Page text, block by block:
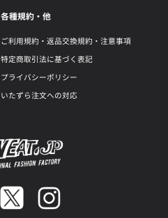
各種規約・他
ご利用規約・返品交換規約・注意事項
特定商取引法に基づく表記
プライバシーポリシー
いたずら注文への対応